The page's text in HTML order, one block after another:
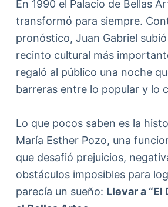
En 1990 el Palacio de Bellas
transformó para siempre.
pronóstico, Juan Gabriel
recinto cultural más
regaló al público una noche
barreras entre lo popular y lo
Lo que pocos saben es la
María Esther Pozo, una
que desafió prejuicios,
obstáculos imposibles para
parecía un sueño: Llevar a “El